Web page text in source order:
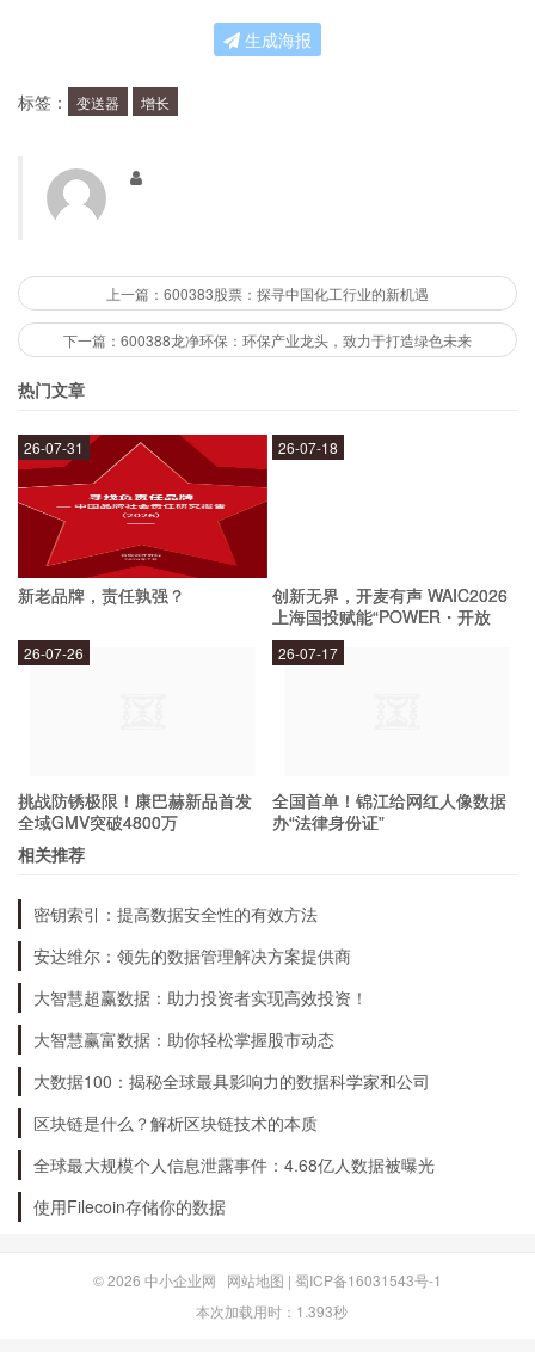
仪表的需求也在不断增长。而600385股票正好是
这些行业的供应商之一，因此市场需求的增长直接
2.产品质量的提高
600385股票一直以来注重产品质量的提高，通过
不断优化生产工艺和质量控制体系，不断提升产品
的质量和性能。这也是企业在市场竞争中占据优势
的重要原因之一。
3.研发投入的增加
增长提供了有力的支持。
未来发展展望
600385股票在过去几年的业绩增长表现突出，那
么，未来它的发展展望如何呢？
1.市场前景广阔
随着国内经济的不断发展，石化、电力、钢铁等行
业的市场前景越来越广阔，这也为600385股票提
供了更广阔的发展空间。
2.技术创新持续推进
生成海报
标签： 变送器 增长
上一篇：600383股票：探寻中国化工行业的新机遇
下一篇：600388龙净环保：环保产业龙头，致力于打造绿色未来
热门文章
新老品牌，责任孰强？
26-07-31
创新无界，开麦有声 WAIC2026
上海国投赋能“POWER・开放
麦”专场成功举办
26-07-18
挑战防锈极限！康巴赫新品首发
全域GMV突破4800万
26-07-26
全国首单！锦江给网红人像数据
办“法律身份证”
26-07-17
相关推荐
密钥索引：提高数据安全性的有效方法
安达维尔：领先的数据管理解决方案提供商
大智慧超赢数据：助力投资者实现高效投资！
大智慧赢富数据：助你轻松掌握股市动态
大数据100：揭秘全球最具影响力的数据科学家和公司
区块链是什么？解析区块链技术的本质
全球最大规模个人信息泄露事件：4.68亿人数据被曝光
使用Filecoin存储你的数据
© 2026 中小企业网 网站地图 | 蜀ICP备16031543号-1
本次加载用时：1.393秒